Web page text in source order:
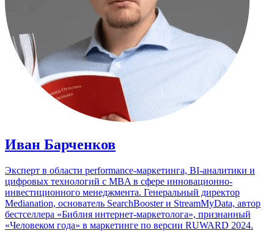
Иван Барченков
Эксперт в области performance-маркетинга, BI-аналитики и
цифровых технологий с MBA в сфере инновационно-
инвестиционного менеджмента. Генеральный директор
Medianation, основатель SearchBooster и StreamMyData, автор
бестселлера «Библия интернет-маркетолога», признанный
«Человеком года» в маркетинге по версии RUWARD 2024.